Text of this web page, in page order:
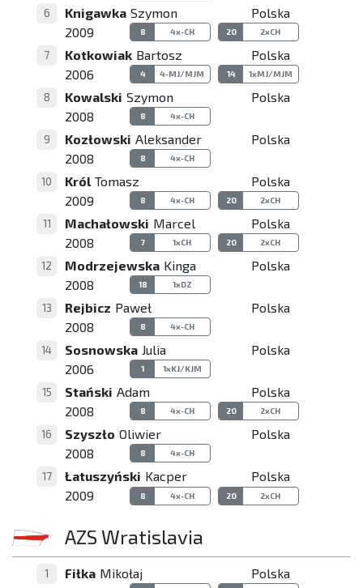
6 Knigawka Szymon
Polska
2009
8 4x-CH 20 2xCH
7 Kotkowiak Bartosz
Polska
2006
4 4-MJ/MJM 14 1xMJ/MJM
8 Kowalski Szymon
Polska
2008
8 4x-CH
9 Kozłowski Aleksander
Polska
2008
8 4x-CH
10 Król Tomasz
Polska
2009
8 4x-CH 20 2xCH
11 Machałowski Marcel
Polska
2008
7 1xCH 20 2xCH
12 Modrzejewska Kinga
Polska
2008
18 1xDZ
13 Rejbicz Paweł
Polska
2008
8 4x-CH
14 Sosnowska Julia
Polska
2006
1 1xKJ/KJM
15 Stański Adam
Polska
2008
8 4x-CH 20 2xCH
16 Szyszło Oliwier
Polska
2008
8 4x-CH
17 Łatuszyński Kacper
Polska
2009
8 4x-CH 20 2xCH
AZS Wratislavia
1 Fiłka Mikołaj
Polska